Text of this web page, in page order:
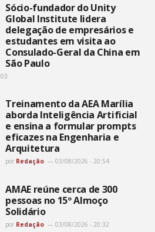
Sócio-fundador do Unity
Global Institute lidera
delegação de empresários e
estudantes em visita ao
Consulado-Geral da China em
São Paulo
Treinamento da AEA Marília
aborda Inteligência Artificial
e ensina a formular prompts
eficazes na Engenharia e
Arquitetura
por Redação 03/08/2026 - 20:54
AMAE reúne cerca de 300
pessoas no 15º Almoço
Solidário
por Redação 03/08/2026 - 20:32